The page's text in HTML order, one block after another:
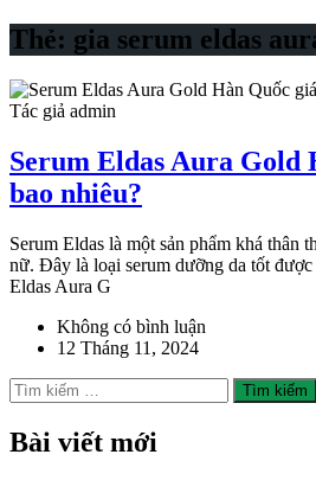
Thẻ: gia serum eldas
Tác giả admin
Serum Eldas Aura Gold
bao nhiêu?
Serum Eldas là một sản phẩm khá thân
nữ. Đây là loại serum dưỡng da tốt
Eldas Aura G
Không có bình luận
12 Tháng 11, 2024
Tìm
kiếm
cho:
Bài viết mới